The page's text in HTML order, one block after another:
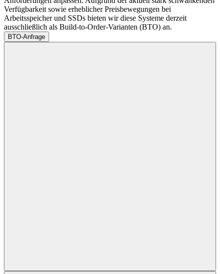
Verfügbarkeit sowie erheblicher Preisbewegungen bei
Arbeitsspeicher und SSDs bieten wir diese Systeme derzeit
ausschließlich als Build-to-Order-Varianten (BTO) an.
BTO-Anfrage